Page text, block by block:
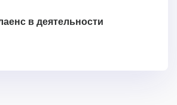
в деятельности